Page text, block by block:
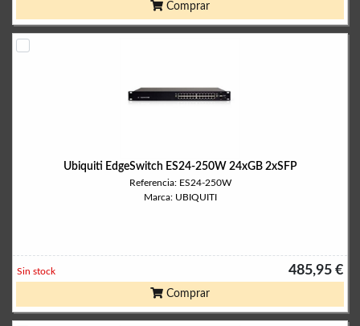
Comprar
Ubiquiti EdgeSwitch ES24-250W 24xGB 2xSFP
Referencia: ES24-250W
Marca: UBIQUITI
485,95 €
Sin stock
Comprar